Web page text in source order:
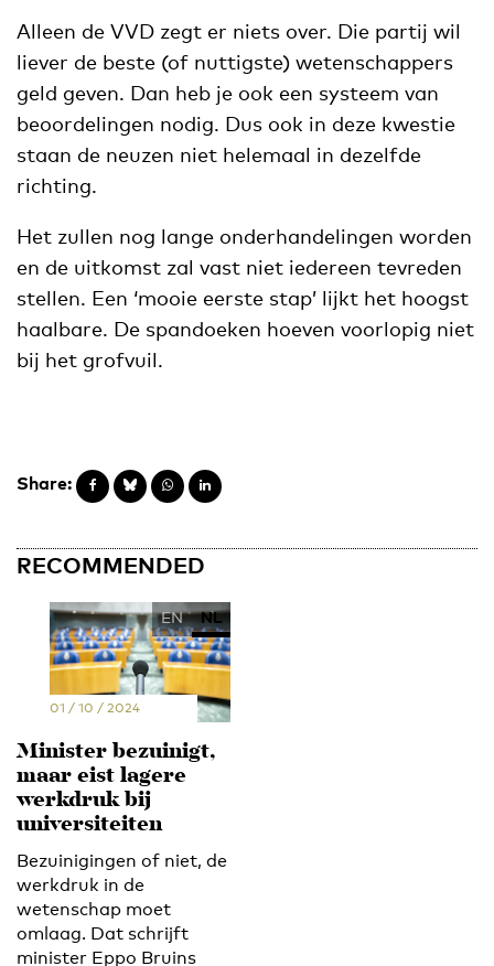
Alleen de VVD zegt er niets over. Die partij wil
liever de beste (of nuttigste) wetenschappers
geld geven. Dan heb je ook een systeem van
beoordelingen nodig. Dus ook in deze kwestie
staan de neuzen niet helemaal in dezelfde
richting.
Het zullen nog lange onderhandelingen worden
en de uitkomst zal vast niet iedereen tevreden
stellen. Een ‘mooie eerste stap’ lijkt het hoogst
haalbare. De spandoeken hoeven voorlopig niet
bij het grofvuil.
Share:
RECOMMENDED
EN NL
01 / 10 / 2024
Minister bezuinigt,
maar eist lagere
werkdruk bij
universiteiten
Bezuinigingen of niet, de
werkdruk in de
wetenschap moet
omlaag. Dat schrijft
minister Eppo Bruins